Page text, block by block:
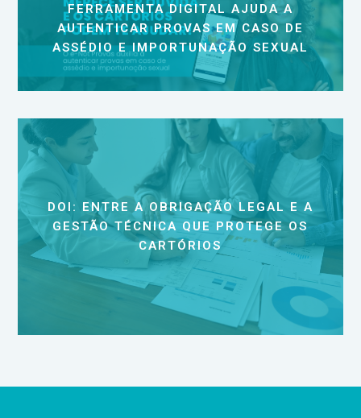
FERRAMENTA DIGITAL AJUDA A
AUTENTICAR PROVAS EM CASO DE
ASSÉDIO E IMPORTUNAÇÃO SEXUAL
DOI: ENTRE A OBRIGAÇÃO LEGAL E A
GESTÃO TÉCNICA QUE PROTEGE OS
CARTÓRIOS